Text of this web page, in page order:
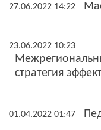
27.06.2022 14:22
23.06.2022 10:23
стратегия
01.04.2022 01:47